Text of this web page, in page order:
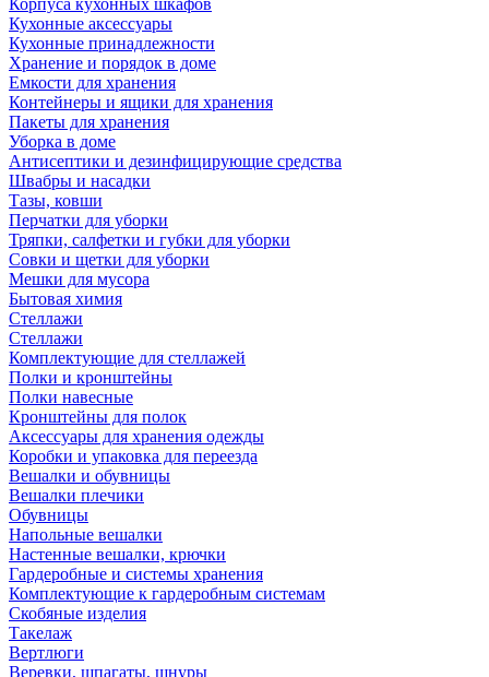
Корпуса кухонных шкафов
Кухонные аксессуары
Кухонные принадлежности
Хранение и порядок в доме
Емкости для хранения
Контейнеры и ящики для хранения
Пакеты для хранения
Уборка в доме
Антисептики и дезинфицирующие средства
Швабры и насадки
Тазы, ковши
Перчатки для уборки
Тряпки, салфетки и губки для уборки
Совки и щетки для уборки
Мешки для мусора
Бытовая химия
Стеллажи
Стеллажи
Комплектующие для стеллажей
Полки и кронштейны
Полки навесные
Кронштейны для полок
Аксессуары для хранения одежды
Коробки и упаковка для переезда
Вешалки и обувницы
Вешалки плечики
Обувницы
Напольные вешалки
Настенные вешалки, крючки
Гардеробные и системы хранения
Комплектующие к гардеробным системам
Скобяные изделия
Такелаж
Вертлюги
Веревки, шпагаты, шнуры